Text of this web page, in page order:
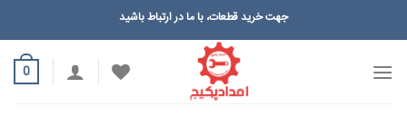
جهت خرید قطعات، با ما در ارتباط باشید
0